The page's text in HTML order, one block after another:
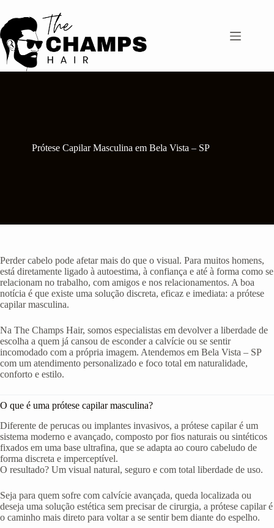
para
o
conteúdo
Prótese Capilar Masculina em Bela Vista – SP
Perder cabelo pode afetar mais do que o visual. Para muitos homens,
está diretamente ligado à autoestima, à confiança e até à forma como se
relacionam no trabalho, com amigos e nos relacionamentos. A boa
notícia é que existe uma solução discreta, eficaz e imediata: a prótese
capilar masculina.
Na The Champs Hair, somos especialistas em devolver a liberdade de
escolha a quem já cansou de esconder a calvície ou se sentir
incomodado com a própria imagem. Atendemos em Bela Vista – SP
com um atendimento personalizado e foco total em naturalidade,
conforto e estilo.
O que é uma prótese capilar masculina?
Diferente de perucas ou implantes invasivos, a prótese capilar é um
sistema moderno e avançado, composto por fios naturais ou sintéticos
fixados em uma base ultrafina, que se adapta ao couro cabeludo de
forma discreta e imperceptível.
O resultado? Um visual natural, seguro e com total liberdade de uso.
Seja para quem sofre com calvície avançada, queda localizada ou
deseja uma solução estética sem precisar de cirurgia, a prótese capilar é
o caminho mais direto para voltar a se sentir bem diante do espelho.